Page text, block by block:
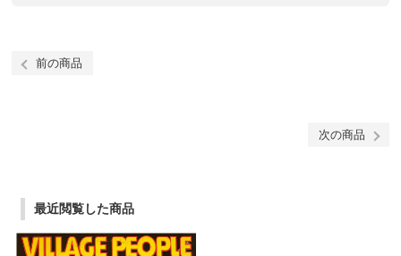
前の商品
次の商品
最近閲覧した商品